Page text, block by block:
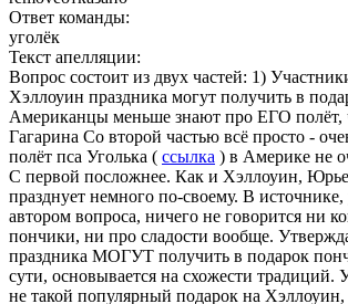
Ответ команды:
уголёк
Текст апелляции:
Вопрос состоит из двух частей: 1)
Хэллоуин праздника могут получить в
Американцы меньше знают про ЕГО полёт,
Гагарина Со второй частью всё просто -
полёт пса Уголька ( ссылка ) в Америке не
С первой посложнее. Как и Хэллоуин,
празднует немного по-своему. В
автором вопроса, ничего не говорится ни
пончики, ни про сладости вообще.
праздника МОГУТ получить в подарок
сути, основывается на схожести традиций.
не такой популярный подарок на